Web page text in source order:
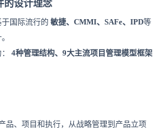
的设计理念
国际流行的 敏捷、CMMI、SAFe、IPD等
4种管理结构、9大主流项目管理模型框架
品、项目和执行，从战略管理到产品立项